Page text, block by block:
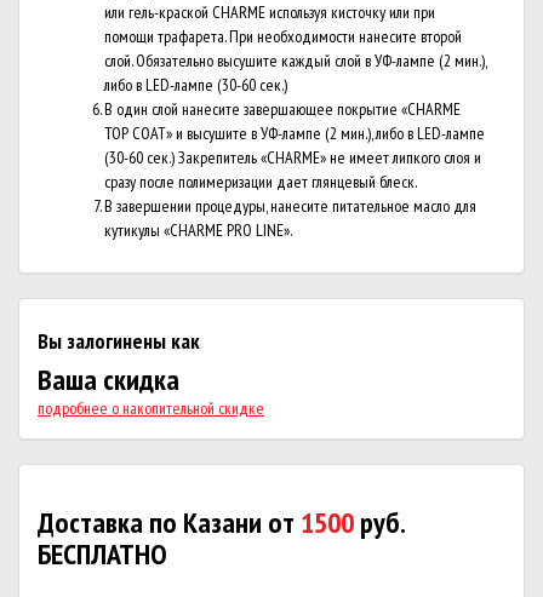
или гель-краской CHARME используя кисточку или при
помощи трафарета. При необходимости нанесите второй
слой. Обязательно высушите каждый слой в УФ-лампе (2 мин.),
либо в LED-лампе (30-60 сек.)
В один слой нанесите завершающее покрытие «CHARME
TOP COAT» и высушите в УФ-лампе (2 мин.), либо в LED-лампе
(30-60 сек.) Закрепитель «CHARME» не имеет липкого слоя и
сразу после полимеризации дает глянцевый блеск.
В завершении процедуры, нанесите питательное масло для
кутикулы «CHARME PRO LINE».
Вы залогинены как
Ваша скидка
подробнее о накопительной скидке
Доставка по Казани от 1500руб.
БЕСПЛАТНО